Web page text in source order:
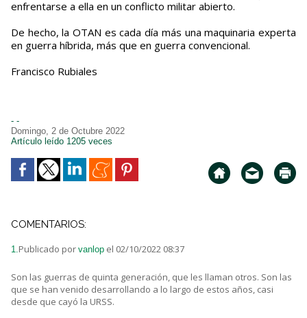
enfrentarse a ella en un conflicto militar abierto.
De hecho, la OTAN es cada día más una maquinaria experta
en guerra híbrida, más que en guerra convencional.
Francisco Rubiales
- -
Domingo, 2 de Octubre 2022
Artículo leído 1205 veces
COMENTARIOS:
1.Publicado por vanlop el 02/10/2022 08:37
Son las guerras de quinta generación, que les llaman otros. Son las
que se han venido desarrollando a lo largo de estos años, casi
desde que cayó la URSS.